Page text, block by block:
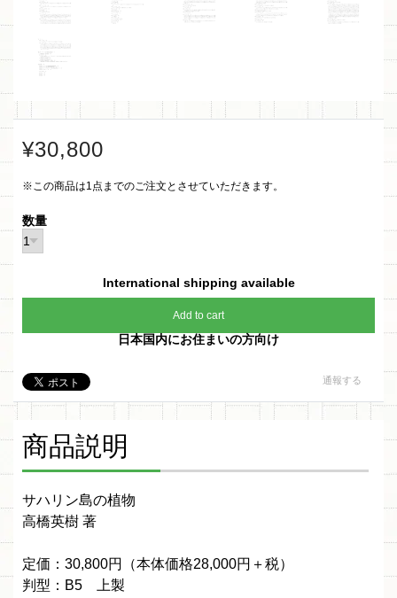
¥30,800
※この商品は1点までのご注文とさせていただきます。
数量
International shipping available
Add to cart
日本国内にお住まいの方向け
通報する
商品説明
サハリン島の植物
高橋英樹 著
定価：30,800円（本体価格28,000円＋税）
判型：B5 上製